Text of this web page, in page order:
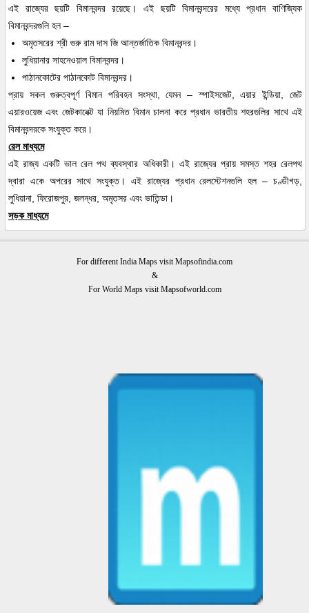
এই রাজ্যের ছয়টি বিমানবন্দর রয়েছে। এই ছয়টি বিমানবন্দরের মধ্যে প্রধান বাণিজ্যিক
বিমানবন্দরগুলি হল –
অমৃতসরের শ্রী গুরু রাম দাস জি আন্তর্জাতিক বিমানবন্দর।
লুধিয়ানার সাহনেওয়াল বিমানবন্দর।
পাঠানকোটের পাঠানকোট বিমানবন্দর।
প্রায় সকল গুরুত্বপূর্ণ বিমান পরিবহন সংস্থা, যেমন – স্পাইসজেট, এয়ার ইন্ডিয়া, জেট
এয়ারওয়েজ এবং জেটকানেক্ট যা নিয়মিত বিমান চালনা করে প্রধান ভারতীয় শহরগুলির সাথে এই
বিমানবন্দরকে সংযুক্ত করে।
রেল মাধ্যমে
এই রাজ্য একটি ভাল রেল পথ ব্যবস্থার অধিকারী। এই রাজ্যের প্রায় সমস্ত শহর রেলপথ
দ্বারা একে অপরের সাথে সংযুক্ত। এই রাজ্যের প্রধান রেলস্টেশনগুলি হল – চণ্ডীগড়,
লুধিয়ানা, ফিরোজপুর, জলন্ধর, অমৃতসর এবং ভাতিন্ডা।
সড়ক মাধ্যমে
For different India Maps visit Mapsofindia.com
&
For World Maps visit Mapsofworld.com